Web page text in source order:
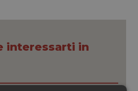
interessarti in